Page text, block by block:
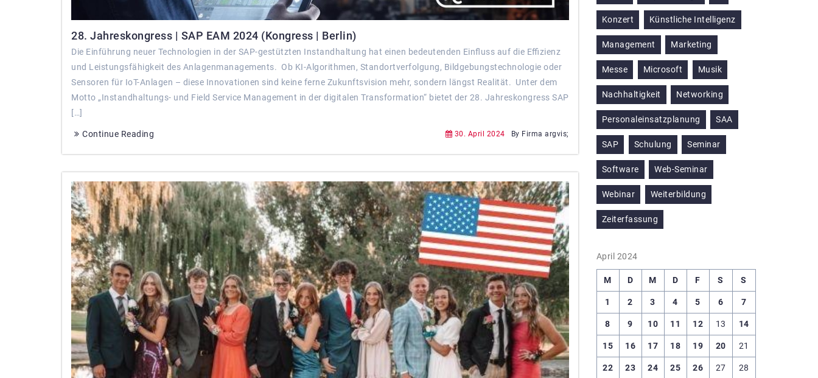
28. Jahreskongress | SAP EAM 2024 (Kongress | Berlin)
Die Einführung neuer Technologien in der SAP-gestützten Instandhaltung hat einen bedeutenden Einﬂuss auf die Eﬃzienz
und Leistungsfähigkeit des Anlagenmanagements. Ob KI-Algorithmen, Standortverfolgung, Bildgebungstechnologie oder
Sensoren für IoT-Anlagen – diese Innovationen sind keine ferne Zukunftsvision mehr, sondern längst Realität. Unter dem
Motto „Instandhaltungs- und Field Service Management in der digitalen Transformation“ bietet der 28. Jahreskongress SAP
[…]
Continue Reading 30. April 2024 By Firma argvis;
Konzert Künstliche Intelligenz
Management Marketing
Messe Microsoft Musik
Nachhaltigkeit Networking
Personaleinsatzplanung SAA
SAP Schulung Seminar
Software Web-Seminar
Webinar Weiterbildung
Zeiterfassung
April 2024
M D M D F S S
1 2 3 4 5 6 7
8 9 10 11 12 13 14
15 16 17 18 19 20 21
22 23 24 25 26 27 28